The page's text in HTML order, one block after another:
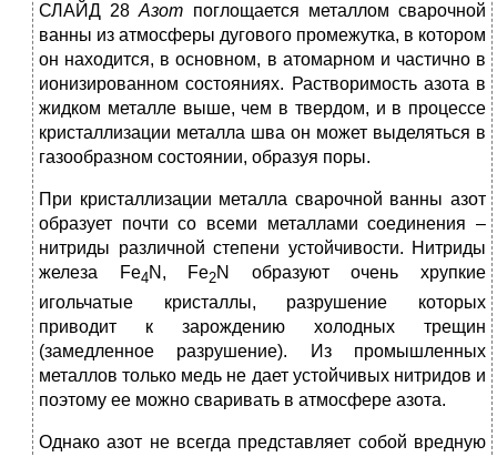
СЛАЙД 28Азот поглощается металлом сварочной
ванны из атмосферы дугового промежутка, в котором
он находится, в основном, в атомарном и частично в
ионизированном состояниях. Растворимость азота в
жидком металле выше, чем в твердом, и в процессе
кристаллизации металла шва он может выделяться в
газообразном состоянии, образуя поры.
При кристаллизации металла сварочной ванны азот
образует почти со всеми металлами соединения –
нитриды различной степени устойчивости. Нитриды
железа Fe4N, Fe2N образуют очень хрупкие
игольчатые кристаллы, разрушение которых
приводит к зарождению холодных трещин
(замедленное разрушение). Из промышленных
металлов только медь не дает устойчивых нитридов и
поэтому ее можно сваривать в атмосфере азота.
Однако азот не всегда представляет собой вредную